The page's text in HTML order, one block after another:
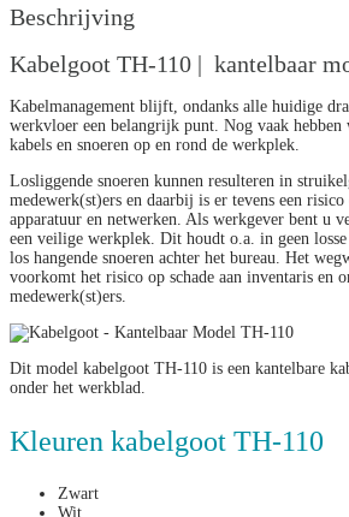
Beschrijving
Kabelgoot TH-110 | kantelbaar
Kabelmanagement blijft, ondanks alle huidige
werkvloer een belangrijk punt. Nog vaak hebben
kabels en snoeren op en rond de werkplek.
Losliggende snoeren kunnen resulteren in
medewerk(st)ers en daarbij is er tevens een risico
apparatuur en netwerken. Als werkgever bent u
een veilige werkplek. Dit houdt o.a. in geen
los hangende snoeren achter het bureau. Het
voorkomt het risico op schade aan inventaris en
medewerk(st)ers.
Dit model kabelgoot TH-110 is een kantelbare
onder het werkblad.
Kleuren kabelgoot TH-110
Zwart
Wit